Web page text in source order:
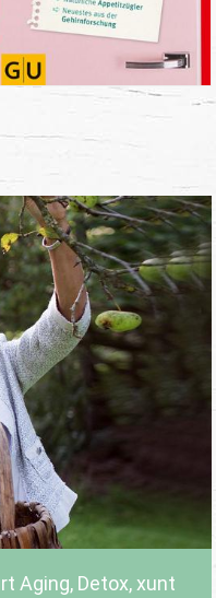
Aging, Detox, xunt